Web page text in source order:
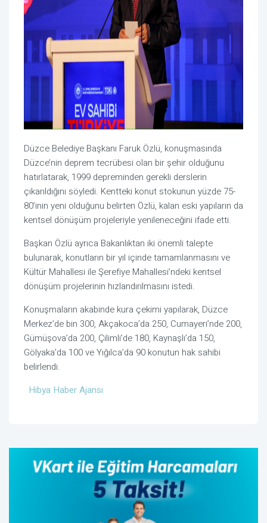
Düzce Belediye Başkanı Faruk Özlü, konuşmasında
Düzce’nin deprem tecrübesi olan bir şehir olduğunu
hatırlatarak, 1999 depreminden gerekli derslerin
çıkarıldığını söyledi. Kentteki konut stokunun yüzde 75-
80’inin yeni olduğunu belirten Özlü, kalan eski yapıların da
kentsel dönüşüm projeleriyle yenileneceğini ifade etti.
Başkan Özlü ayrıca Bakanlıktan iki önemli talepte
bulunarak, konutların bir yıl içinde tamamlanmasını ve
Kültür Mahallesi ile Şerefiye Mahallesi’ndeki kentsel
dönüşüm projelerinin hızlandırılmasını istedi.
Konuşmaların akabinde kura çekimi yapılarak, Düzce
Merkez’de bin 300, Akçakoca’da 250, Cumayeri’nde 200,
Gümüşova’da 200, Çilimli’de 180, Kaynaşlı’da 150,
Gölyaka’da 100 ve Yığılca’da 90 konutun hak sahibi
belirlendi.
Hibya Haber Ajansı